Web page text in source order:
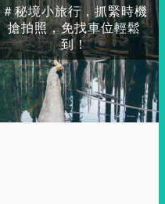
＃秘境小旅行，抓緊時機
搶拍照，免找車位輕鬆
到！